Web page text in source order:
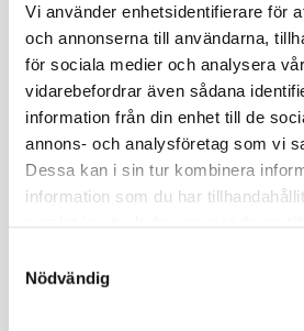
Vi använder enhetsidentifierare för
och annonserna till användarna,
för sociala medier och analysera
vidarebefordrar även sådana
information från din enhet till de
annons- och analysföretag som vi
Dessa kan i sin tur kombinera
information som du har
Nödvändig